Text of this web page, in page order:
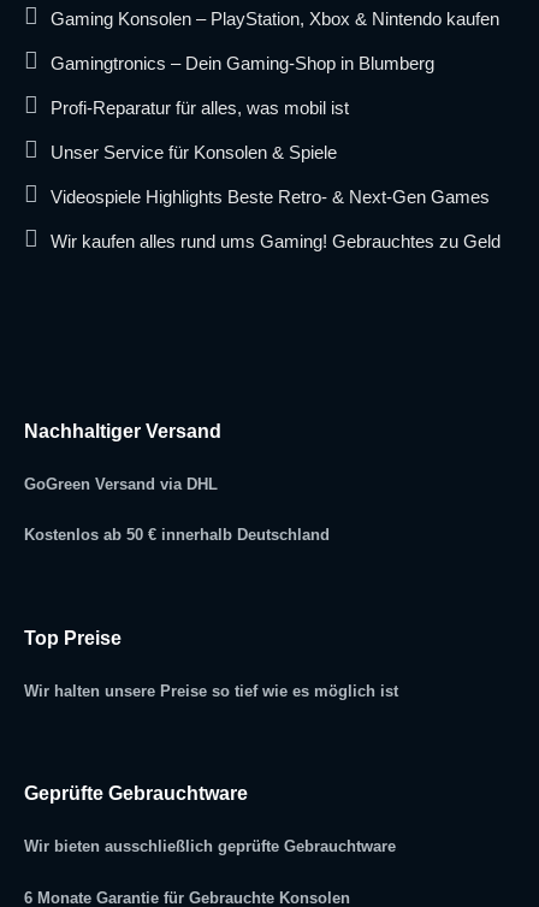
Gaming Konsolen – PlayStation, Xbox & Nintendo kaufen
Gamingtronics – Dein Gaming-Shop in Blumberg
Profi-Reparatur für alles, was mobil ist
Unser Service für Konsolen & Spiele
Videospiele Highlights Beste Retro- & Next-Gen Games
Wir kaufen alles rund ums Gaming! Gebrauchtes zu Geld
Nachhaltiger Versand
GoGreen Versand via DHL
Kostenlos ab 50 € innerhalb Deutschland
Top Preise
Wir halten unsere Preise so tief wie es möglich ist
Geprüfte Gebrauchtware
Wir bieten ausschließlich geprüfte Gebrauchtware
6 Monate Garantie für Gebrauchte Konsolen